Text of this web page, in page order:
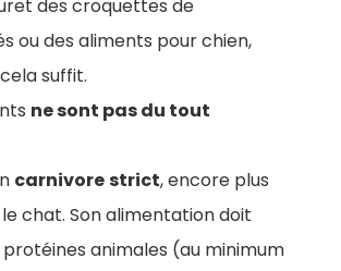
des croquettes de
ou des aliments pour chien,
suffit.
ne sont pas du tout
carnivorestrict, encore plus
chat. Son alimentation doit
animales (au minimum